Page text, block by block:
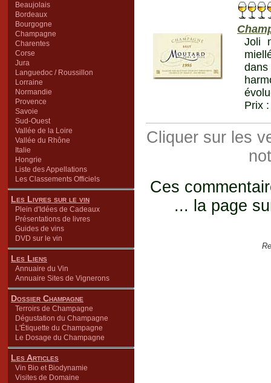
Beaujolais
Bordeaux
Bourgogne
Champagne
Charentes
Corse
Jura
Languedoc / Roussillon
Lorraine
Normandie
Provence
Savoie
Sud-Ouest
Vallée de la Loire
Vallée du Rhône
Italie
Hongrie
Liste des Appellations
Les Classements Officiels
Les Livres sur le vin
Plein d'Idées de Cadeaux
Présentations de livres
Guides de vins
DVD sur le vin
Les Liens
Annuaire du Vin
Annuaire Sites de Vignerons
Dossier Champagne
Terroirs de Champagne
Dégustation du Champagne
L'Étiquette du Champagne
Le Dosage du Champagne
Les Articles
Vin Bio et Biodynamie
Visites de Domaine
Joli
Prix
Cliquer sur les
Ces
... la page